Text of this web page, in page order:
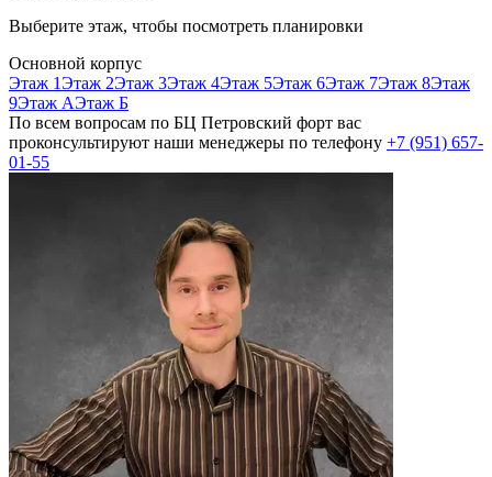
Выберите этаж, чтобы посмотреть планировки
Основной корпус
Этаж 1Этаж 2Этаж 3Этаж 4Этаж 5Этаж 6Этаж 7Этаж 8Этаж
9Этаж АЭтаж Б
По всем вопросам по БЦ Петровский форт вас
проконсультируют наши менеджеры по телефону +7 (951) 657-
01-55